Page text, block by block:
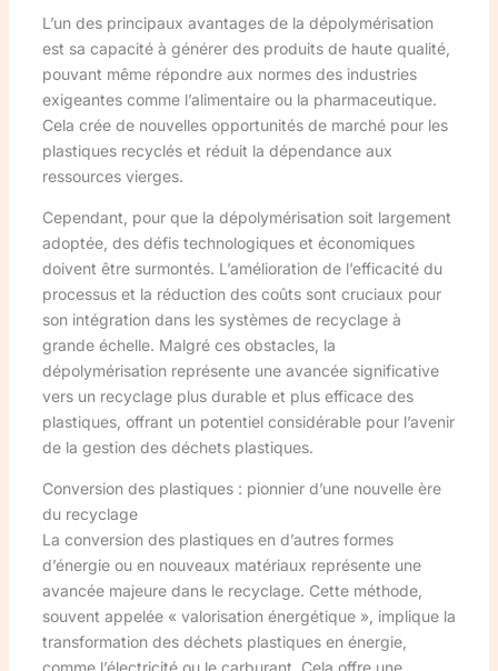
L’un des principaux avantages de la dépolymérisation
est sa capacité à générer des produits de haute qualité,
pouvant même répondre aux normes des industries
exigeantes comme l’alimentaire ou la pharmaceutique.
Cela crée de nouvelles opportunités de marché pour les
plastiques recyclés et réduit la dépendance aux
ressources vierges.
Cependant, pour que la dépolymérisation soit largement
adoptée, des défis technologiques et économiques
doivent être surmontés. L’amélioration de l’efficacité du
processus et la réduction des coûts sont cruciaux pour
son intégration dans les systèmes de recyclage à
grande échelle. Malgré ces obstacles, la
dépolymérisation représente une avancée significative
vers un recyclage plus durable et plus efficace des
plastiques, offrant un potentiel considérable pour l’avenir
de la gestion des déchets plastiques.
Conversion des plastiques : pionnier d’une nouvelle ère
du recyclage
La conversion des plastiques en d’autres formes
d’énergie ou en nouveaux matériaux représente une
avancée majeure dans le recyclage. Cette méthode,
souvent appelée « valorisation énergétique », implique la
transformation des déchets plastiques en énergie,
comme l’électricité ou le carburant. Cela offre une